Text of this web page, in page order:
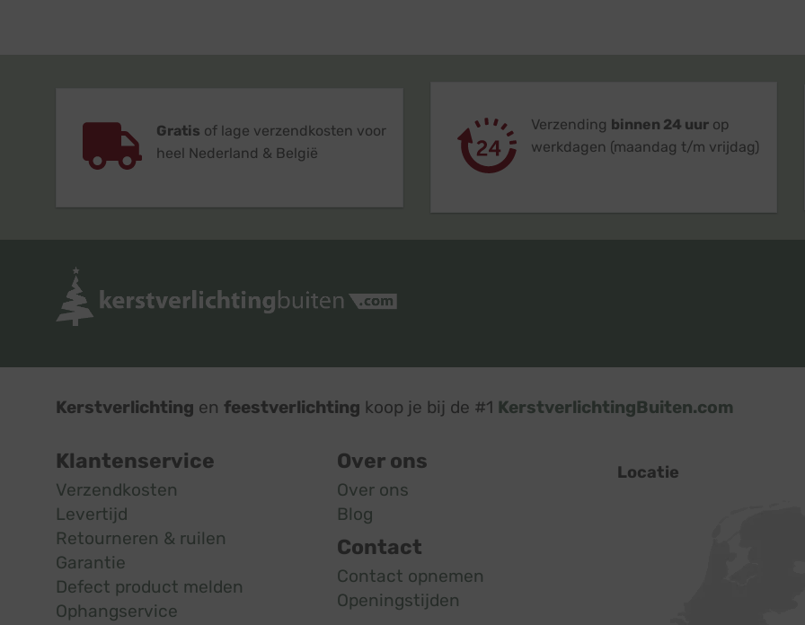
Gratis of lage verzendkosten voor
heel Nederland & België
Verzending binnen 24 uurop
werkdagen (maandag t/m vrijdag)
Kerstverlichting en feestverlichting koop je bij de #1 KerstverlichtingBuiten.com
Klantenservice
Verzendkosten
Levertijd
Retourneren & ruilen
Garantie
Defect product melden
Ophangservice
Over ons
Over ons
Blog
Contact
Contact opnemen
Openingstijden
Locatie